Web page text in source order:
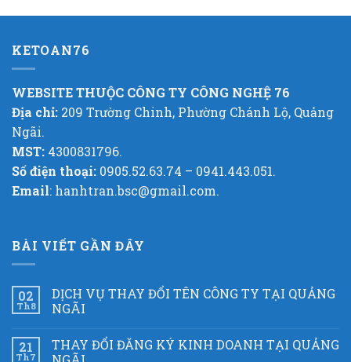
KETOAN76
WEBSITE THUỘC CÔNG TY CÔNG NGHỆ 76
Địa chỉ: 209 Trường Chinh, Phường Chánh Lộ, Quảng
Ngãi.
MST: 4300831796.
Số điện thoại: 0905.52.63.74 – 0941.443.051.
Email: hanhtran.bsc@gmail.com.
BÀI VIẾT GẦN ĐÂY
02
Th8
DỊCH VỤ THAY ĐỔI TÊN CÔNG TY TẠI QUẢNG
NGÃI
21
Th7
THAY ĐỔI ĐĂNG KÝ KINH DOANH TẠI QUẢNG